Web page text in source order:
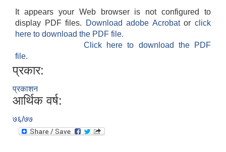
It appears your Web browser is not configured to
display PDF files.
Download adobe Acrobatorclick
here to download the PDF file.
Click here to download the PDF
file.
प्रकार:
प्रकाशन
आर्थिक वर्ष:
७६/७७